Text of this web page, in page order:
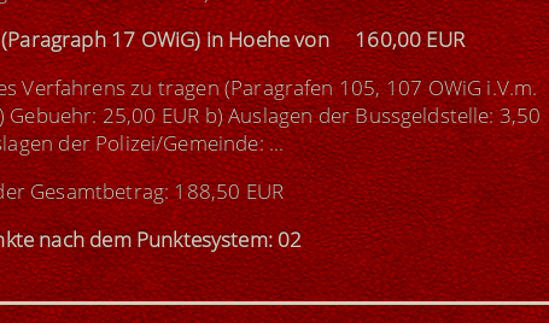
17 OWiG) in Hoehe von 160,00 EUR
Verfahrens zu tragen (Paragrafen 105, 107 OWiG i.V.m.
25,00 EUR b) Auslagen der Bussgeldstelle: 3,50
der Polizei/Gemeinde: ...
Gesamtbetrag: 188,50 EUR
nach dem Punktesystem: 02